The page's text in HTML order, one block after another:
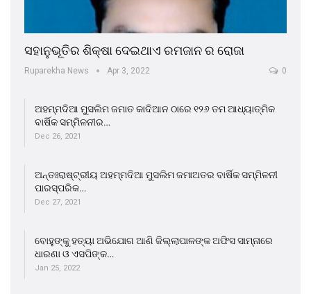
ସହାନୁଭୂତିର ଶିକ୍ଷା ଦେଇଥାଏ ରମଜାନ ର ରୋଜା
Ruparekha News Apr 3, 2022 0
ଅହମ୍ମଦିଆ ମୁସଲିମ ଜମାତ କାଦିଆନ ଠାରେ ୧୨୬ ତମ ଆଧ୍ୟାତ୍ମିକ
ବାର୍ଷିକ ସମ୍ମିଳନୀର…
Dec 26, 2021
ଅନ୍ତଃରାଷ୍ଟ୍ରୀୟ ଅହମ୍ମଦିଆ ମୁସଲିମ ଜମାଅତର ବାର୍ଷିକ ସମ୍ମିଳନୀ
ପାରସ୍ପରିକ…
Dec 27, 2021
ବୋହୁଙ୍କୁ ହତ୍ୟା ଅଭିଯୋଗ ଆଣି ଜିଲ୍ଲାପାଳଙ୍କ ଅଫିସ ସାମ୍ନାରେ
ଧାରଣା ଓ ଏସପିଙ୍କ…
Jan 25, 2022